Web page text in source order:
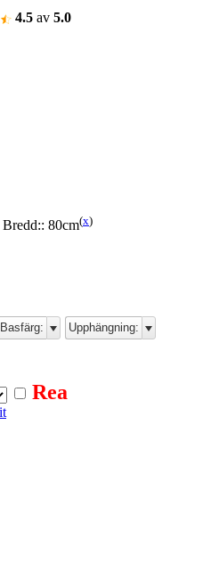
4.5 av 5.0
Bredd:: 80cm(x)
Basfärg: Upphängning:
Rea